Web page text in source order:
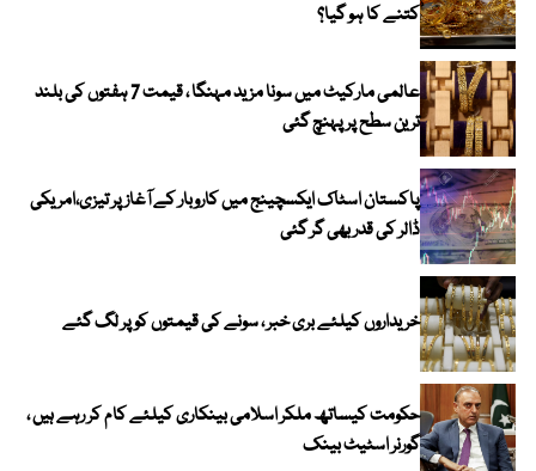
کتنے کا ہو گیا؟
عالمی مارکیٹ میں سونا مزید مہنگا ، قیمت 7 ہفتوں کی بلند
ترین سطح پر پہنچ گئی
پاکستان اسٹاک ایکسچینج میں کاروبار کے آغاز پر تیزی،امریکی
ڈالر کی قدر بھی گر گئی
خریداروں کیلئے بری خبر ، سونے کی قیمتوں کو پر لگ گئے
حکومت کیساتھ ملکر اسلامی بینکاری کیلئے کام کر رہے ہیں ،
گورنر اسٹیٹ بینک